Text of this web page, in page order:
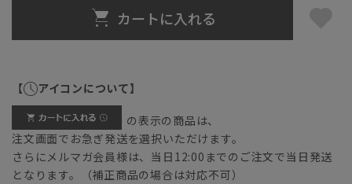
カートに入れる
【 アイコンについて】
の表示の商品は、
注文画面でお急ぎ発送を選択いただけます。
さらにメルマガ会員様は、当日12:00までのご注文で当日発送
となります。（補正商品の場合は対応不可）